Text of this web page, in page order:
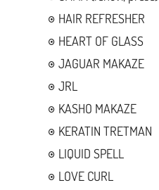
HAIR REFRESHER
HEART OF GLASS
JAGUAR MAKAZE
JRL
KASHO MAKAZE
KERATIN TRETMAN
LIQUID SPELL
LOVE CURL